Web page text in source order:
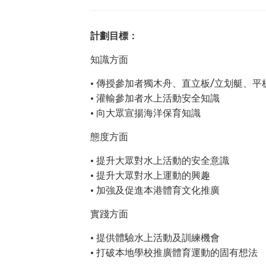
計劃目標 ：
知識方面
• 傳授參加者獨木舟、直立板/立划艇、平
• 灌輸參加者水上活動安全知識
• 向大眾宣揚海洋保育知識
態度方面
• 提升大眾對水上活動的安全意識
• 提升大眾對水上運動的興趣
• 加強及促進本港體育文化推廣
實踐方面
• 提供體驗水上活動及訓練機會
• 打破本地學校推廣體育運動的固有想法